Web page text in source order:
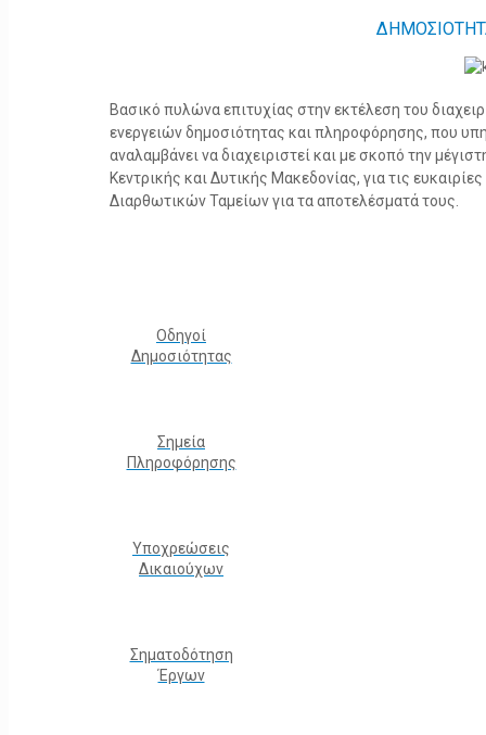
Βασικό πυλώνα επιτυχίας στην εκτέλεση του
ενεργειών δημοσιότητας και πληροφόρησης, που
αναλαμβάνει να διαχειριστεί και με σκοπό την
Κεντρικής και Δυτικής Μακεδονίας, για τις
Διαρθωτικών Ταμείων για τα αποτελέσματά τους.
Οδηγοί
Δημοσιότητας
Σημεία
Πληροφόρησης
Υποχρεώσεις
Δικαιούχων
Σηματοδότηση
Έργων